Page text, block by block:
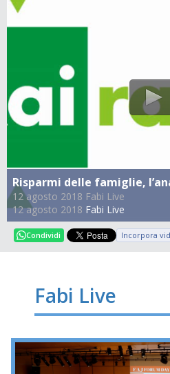
Risparmi delle famiglie,
12 agosto 2018 Fabi Live
12 agosto 2018 Fabi Live
Condividi Incorpora
Fabi Live